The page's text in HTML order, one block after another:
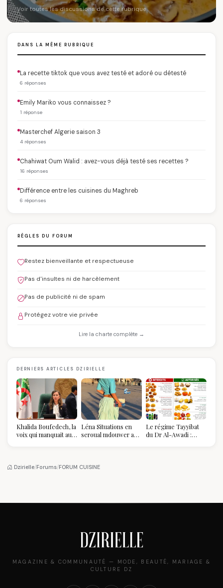
Voir toutes les discussions de cette rubrique
DANS LA MÊME RUBRIQUE
La recette tiktok que vous avez testé et adoré ou détesté
6 réponses
Emily Mariko vous connaissez ?
1 réponse
Masterchef Algerie saison 3
4 réponses
Chahiwat Oum Walid : avez-vous déjà testé ses recettes ?
16 réponses
Différence entre les cuisines du Maghreb
6 réponses
RÈGLES DU FORUM
Restez bienveillante et respectueuse
Pas d'insultes ni de harcèlement
Pas de publicité ni de spam
Protégez votre vie privée
Lire la charte complète →
DERNIERS ARTICLES DZIRIELLE
Khalida Boufedech, la
voix qui manquait au
Léna Situations en
seroual mdouwer au
pièce mode de l'été
Le régime Tayyibat
du Dr Al-Awadi :
Dzirielle/Forums/FORUM CUISINE
MAGAZINE & COMMUNAUTÉ — MODE, BEAUTÉ, MARIAGE &
CULTURE DZ